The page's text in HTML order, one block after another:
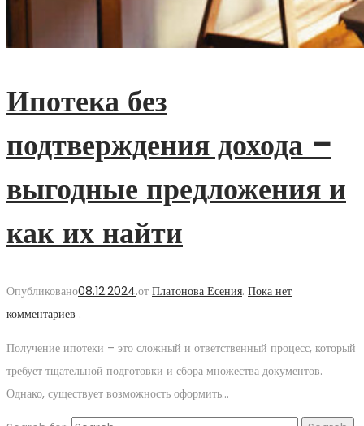
Ипотека без
подтверждения дохода –
выгодные предложения и
как их найти
Опубликовано08.12.2024.от Платонова Есения. Пока нет
комментариев .
Получение ипотеки – это сложный и ответственный процесс, который
требует тщательной подготовки и сбора множества документов.
Однако, существует возможность оформить…